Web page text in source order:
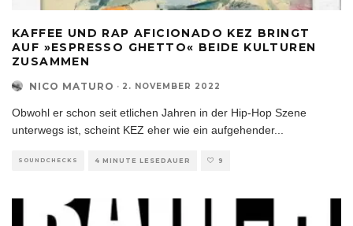
KAFFEE UND RAP AFICIONADO KEZ BRINGT
AUF »ESPRESSO GHETTO« BEIDE KULTUREN
ZUSAMMEN
NICO MATURO · 2. NOVEMBER 2022
Obwohl er schon seit etlichen Jahren in der Hip-Hop Szene
unterwegs ist, scheint KEZ eher wie ein aufgehender...
SOUNDCHECKS 4 MINUTE LESEDAUER 9